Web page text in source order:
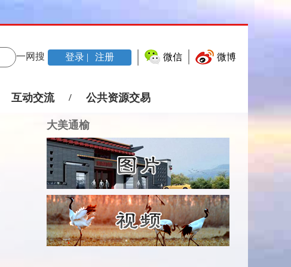
互动交流 / 公共资源交易
一网搜 微博
微信
登录 | 注册
大美通榆